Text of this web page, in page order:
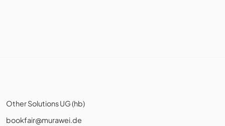
Other Solutions UG (hb)
bookfair@murawei.de